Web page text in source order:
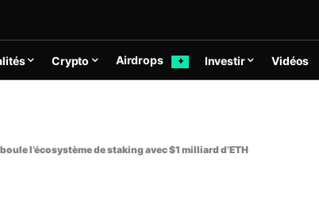
Crypto Airdrops ✦ Investir Vidéos
l’écosystème de staking avec $1 milliard d’ETH